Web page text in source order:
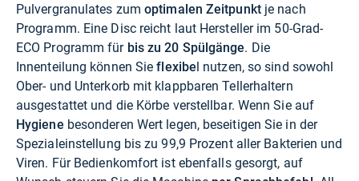
Pulvergranulates zumoptimalen Zeitpunktje nach
Programm. Eine Disc reicht laut Hersteller im 50-Grad-
ECO Programm für bis zu 20 Spülgänge. Die
Innenteilung können Sieflexibel nutzen, so sind sowohl
Ober- und Unterkorb mit klappbaren Tellerhaltern
ausgestattet und die Körbe verstellbar. Wenn Sie auf
Hygiene besonderen Wert legen, beseitigen Sie in der
Spezialeinstellung bis zu 99,9 Prozent aller Bakterien und
Viren. Für Bedienkomfort ist ebenfalls gesorgt, auf